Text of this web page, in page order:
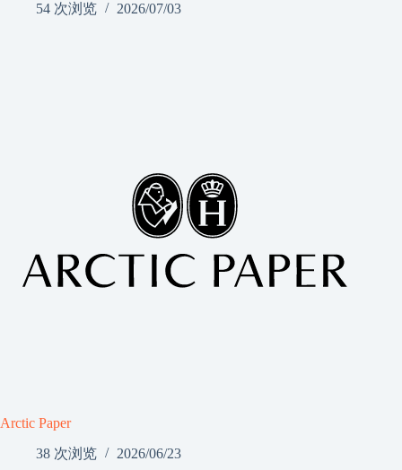
54 次浏览
2026/07/03
Arctic Paper
38 次浏览
2026/06/23